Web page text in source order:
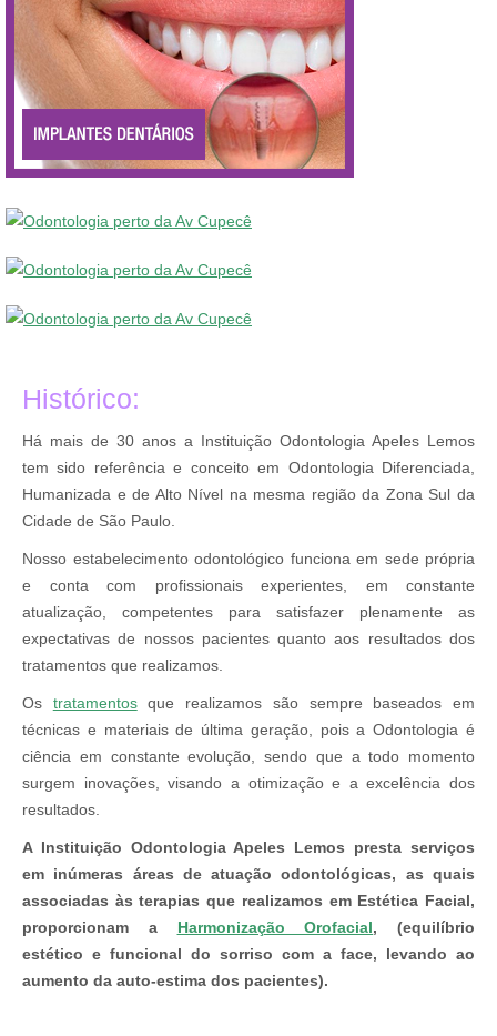
Histórico:
Há mais de 30 anos a Instituição Odontologia Apeles Lemos
tem sido referência e conceito em Odontologia Diferenciada,
Humanizada e de Alto Nível na mesma região da Zona Sul da
Cidade de São Paulo.
Nosso estabelecimento odontológico funciona em sede própria
e conta com profissionais experientes, em constante
atualização, competentes para satisfazer plenamente as
expectativas de nossos pacientes quanto aos resultados dos
tratamentos que realizamos.
Os tratamentosque realizamos são sempre baseados em
técnicas e materiais de última geração, pois a Odontologia é
ciência em constante evolução, sendo que a todo momento
surgem inovações, visando a otimização e a excelência dos
resultados.
A Instituição Odontologia Apeles Lemos presta serviços
em inúmeras áreas de atuação odontológicas, as quais
associadas às terapias que realizamos em Estética Facial,
proporcionam a Harmonização Orofacial, (equilíbrio
estético e funcional do sorriso com a face, levando ao
aumento da auto-estima dos pacientes).